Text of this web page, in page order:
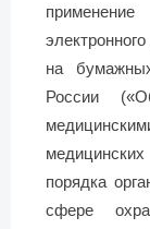
на
России
порядка
сфере